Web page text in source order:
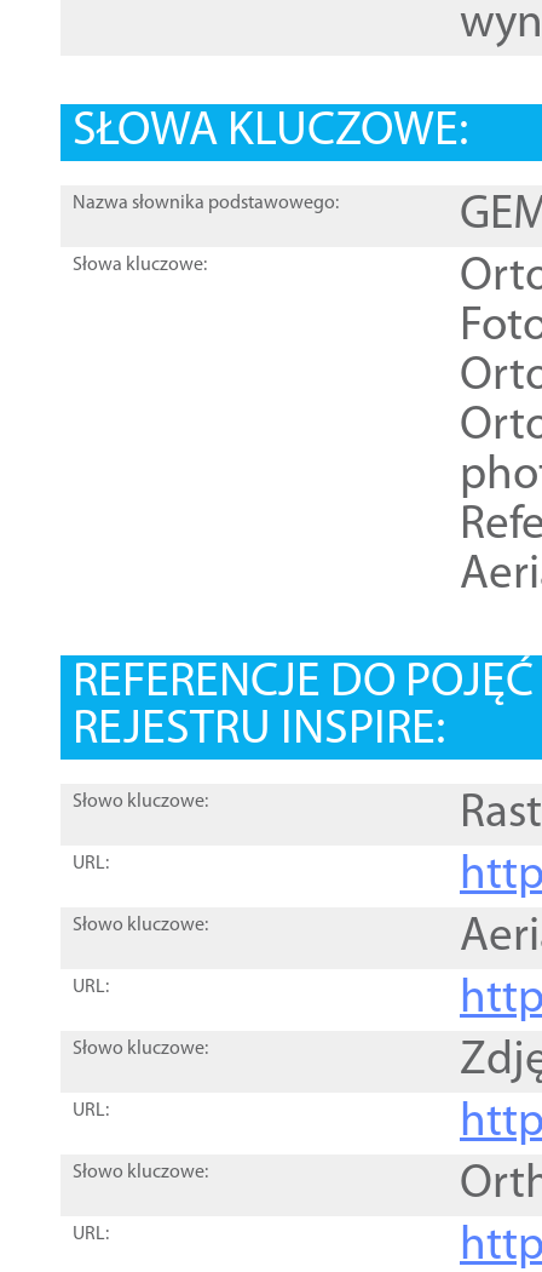
SŁOWA KLUCZOWE:
Nazwa słownika podstawowego:
Słowa kluczowe:
REFERENCJE DO
REJESTRU INSPIRE:
Słowo kluczowe:
URL:
Słowo kluczowe:
URL:
Słowo kluczowe:
URL:
Słowo kluczowe:
URL: